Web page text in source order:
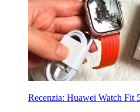
Recenzia: Huawei Watch Fit